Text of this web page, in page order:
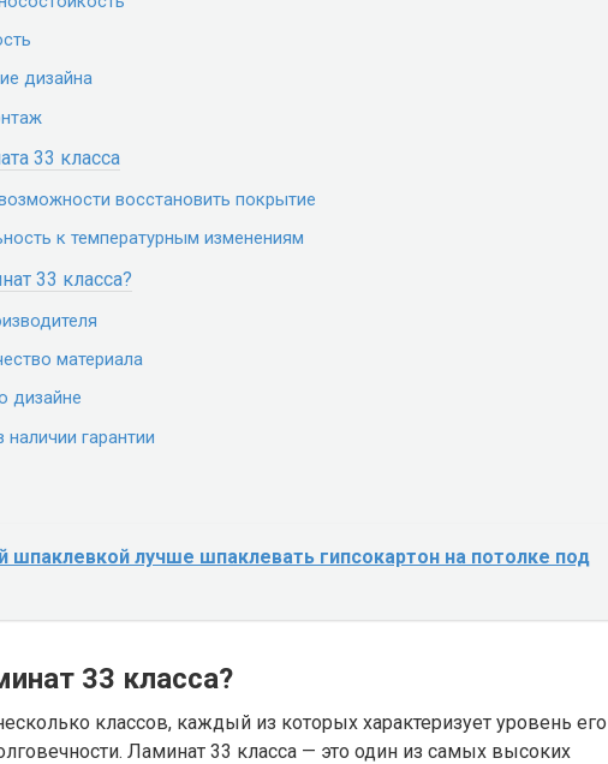
дизайна
33 класса
восстановить покрытие
к температурным изменениям
33 класса?
материала
дизайне
наличии гарантии
шпаклевкой лучше шпаклевать гипсокартон на потолке под
33 класса?
классов, каждый из которых характеризует уровень его
Ламинат 33 класса — это один из самых высоких